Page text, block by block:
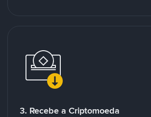
3. Recebe a Criptomoeda